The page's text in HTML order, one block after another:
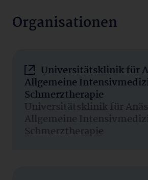
Organisationen
Universitätsklinik für
Allgemeine
Schmerztherapie
Universitätsklinik für
Allgemeine
Schmerztherapie